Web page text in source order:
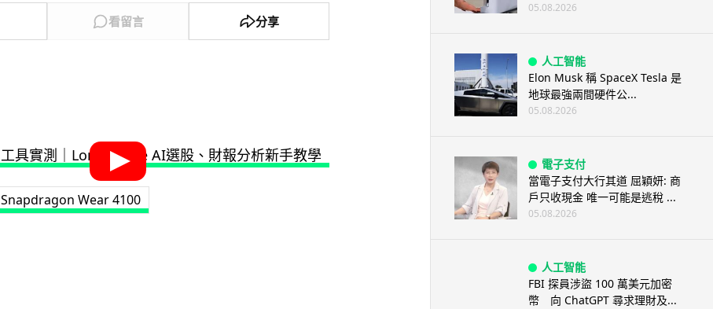
看留言 分享
Snapdragon Wear 4100
05.08.2026
人工智能
Elon Musk 稱 SpaceX Tesla 是
地球最強兩間硬件公...
05.08.2026
電子支付
當電子支付大行其道 屈穎妍: 商
戶只收現金 唯一可能是逃稅 ...
05.08.2026
人工智能
FBI 探員涉盜 100 萬美元加密
幣 向 ChatGPT 尋求理財及...